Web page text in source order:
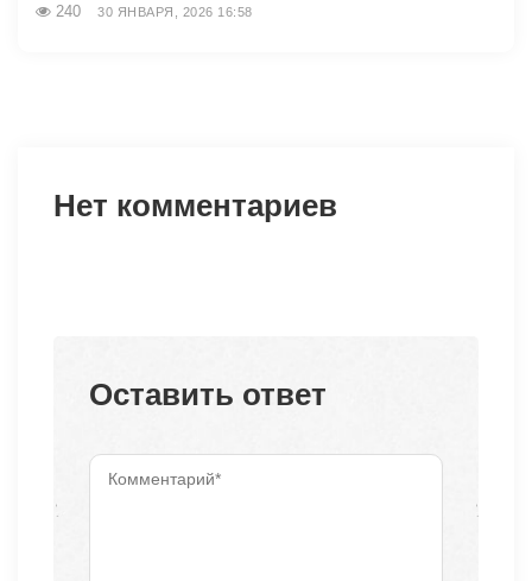
240 30 ЯНВАРЯ, 2026 16:58
Нет комментариев
Оставить ответ